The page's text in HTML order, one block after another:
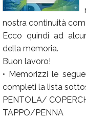
Annunci
nostra continuità
Ecco quindi ad
della memoria.
Buon lavoro!
• Memorizzi le
completi la lista
PENTOLA/
TAPPO/PENNA